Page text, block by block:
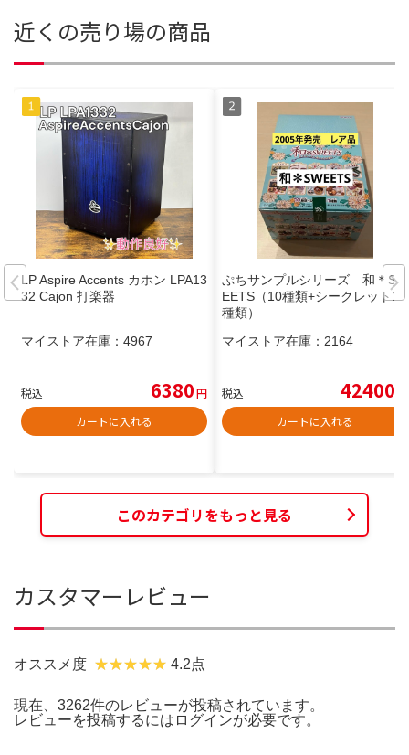
近くの売り場の商品
LP Aspire Accents カホン LPA13
32 Cajon 打楽器
マイストア在庫： 4967
税込 6380円
カートに入れる
ぷちサンプルシリーズ 和＊SW
EETS（10種類+シークレット1
種類）
マイストア在庫： 2164
税込 42400
カートに入れる
このカテゴリをもっと見る
カスタマーレビュー
オススメ度 4.2点
現在、3262件のレビューが投稿されています。
レビューを投稿するには ログインが必要です。